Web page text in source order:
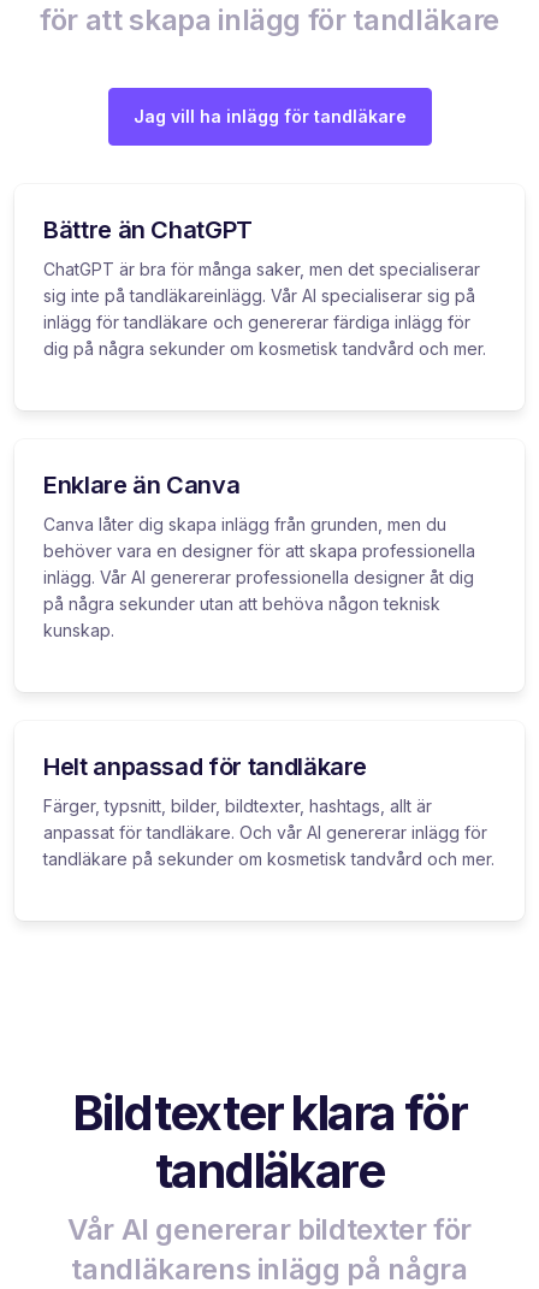
för att skapa inlägg för tandläkare
Jag vill ha inlägg för tandläkare
Bättre än ChatGPT
ChatGPT är bra för många saker, men det specialiserar
sig inte på tandläkareinlägg. Vår AI specialiserar sig på
inlägg för tandläkare och genererar färdiga inlägg för
dig på några sekunder om kosmetisk tandvård och mer.
Enklare än Canva
Canva låter dig skapa inlägg från grunden, men du
behöver vara en designer för att skapa professionella
inlägg. Vår AI genererar professionella designer åt dig
på några sekunder utan att behöva någon teknisk
kunskap.
Helt anpassad för tandläkare
Färger, typsnitt, bilder, bildtexter, hashtags, allt är
anpassat för tandläkare. Och vår AI genererar inlägg för
tandläkare på sekunder om kosmetisk tandvård och mer.
Bildtexter klara för
tandläkare
Vår AI genererar bildtexter för
tandläkarens inlägg på några